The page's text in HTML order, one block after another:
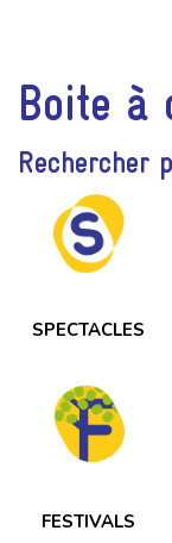
Boite à
Rechercher
SPECTACLES
FESTIVALS